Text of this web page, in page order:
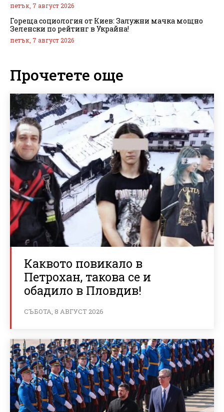
петък, 7 август 2026
Гореща социология от Киев: Залужни мачка мощно
Зеленски по рейтинг в Украйна!
петък, 7 август 2026
Прочетете още
Каквото повикало в
Петрохан, такова се и
обадило в Пловдив!
СЪБОТА, 8 АВГУСТ 2026